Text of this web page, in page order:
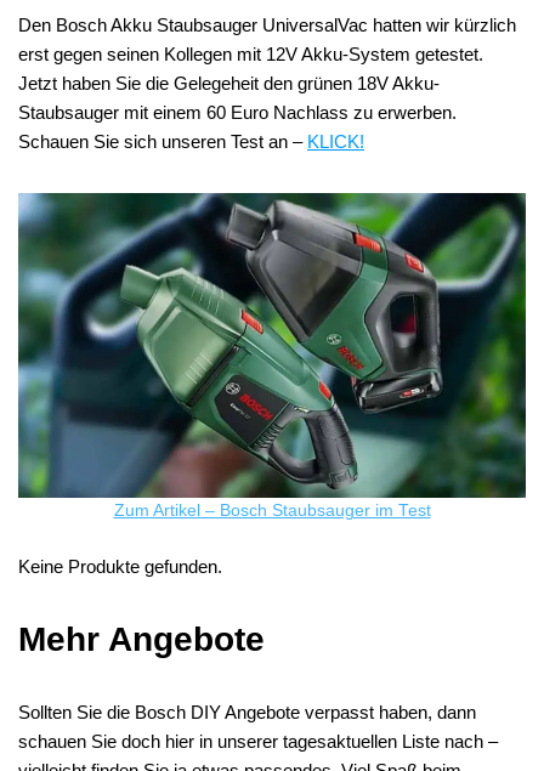
Den Bosch Akku Staubsauger UniversalVac hatten wir kürzlich
erst gegen seinen Kollegen mit 12V Akku-System getestet.
Jetzt haben Sie die Gelegeheit den grünen 18V Akku-
Staubsauger mit einem 60 Euro Nachlass zu erwerben.
Schauen Sie sich unseren Test an – KLICK!
Zum Artikel – Bosch Staubsauger im Test
Keine Produkte gefunden.
Mehr Angebote
Sollten Sie die Bosch DIY Angebote verpasst haben, dann
schauen Sie doch hier in unserer tagesaktuellen Liste nach –